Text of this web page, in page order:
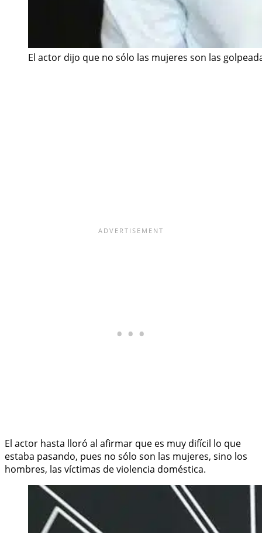
El actor dijo que no sólo las mujeres son las
El actor hasta lloró al afirmar que es muy difícil lo que
estaba pasando, pues no sólo son las mujeres, sino los
hombres, las víctimas de violencia doméstica.